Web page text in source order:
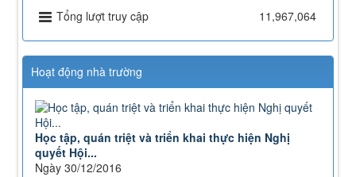
71-NQ/TW
Nghị quyết số 71-NQ/TWcủa Bộ Chính trị về đột phá
phát triển giáo dục và đào tạo
Lượt xem:514 | lượt tải:0
08/2025/TT-BGDĐT
Đào tạo: Quy định thời hạn lưu trữ hồ sơ, tài liệu
thuộc lĩnh vực giáo dục và đào tạo
Lượt xem:573 | lượt tải:0
Tổng lượt truy cập
11,967,064
Hoạt động nhà trường
Học tập, quán triệt và triển khai thực hiện Nghị
quyết Hội...
Ngày 30/12/2016